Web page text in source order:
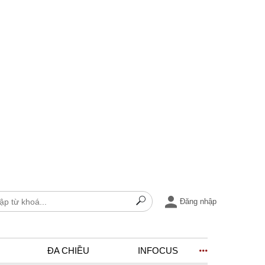
Đăng nhập
ĐA CHIỀU INFOCUS